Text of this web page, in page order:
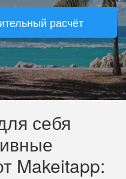
расчёт
себя
Makeitapp: